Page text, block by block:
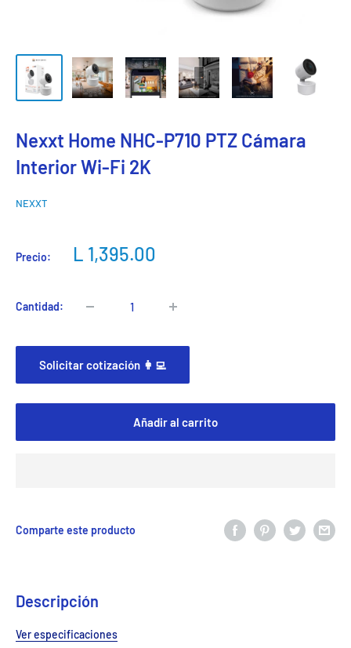
Nexxt Home NHC-P710 PTZ Cámara
Interior Wi-Fi 2K
NEXXT
Precio:
Precio
L 1,395.00
Cantidad:
Solicitar cotización 👩‍💻
Añadir al carrito
Comparte este producto
Descripción
Ver especificaciones